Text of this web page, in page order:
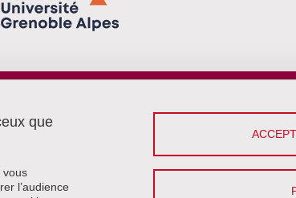
footer
que
vous
l’audience